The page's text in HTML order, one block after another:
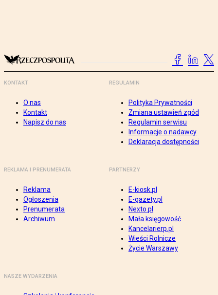
KONTAKT
O nas
Kontakt
Napisz do nas
REGULAMIN
Polityka Prywatności
Zmiana ustawień zgód
Regulamin serwisu
Informacje o nadawcy
Deklaracja dostępności
REKLAMA I PRENUMERATA
Reklama
Ogłoszenia
Prenumerata
Archiwum
PARTNERZY
E-kiosk.pl
E-gazety.pl
Nexto.pl
Mała księgowość
Kancelarierp.pl
Wieści Rolnicze
Życie Warszawy
NASZE WYDARZENIA